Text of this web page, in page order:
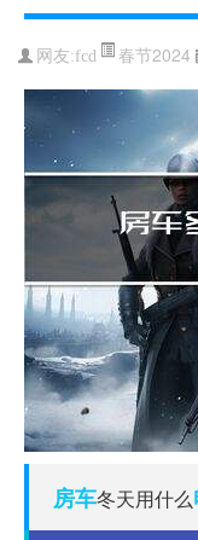
网友:fcd 春节2024
房车冬天用什么